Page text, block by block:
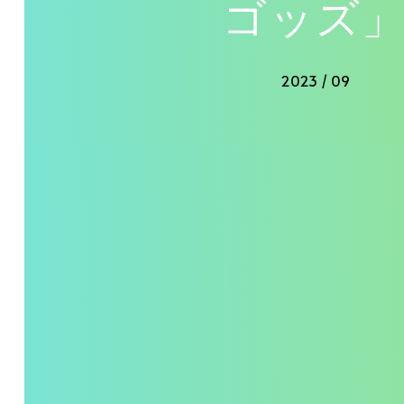
ゴッズ
2023 / 09